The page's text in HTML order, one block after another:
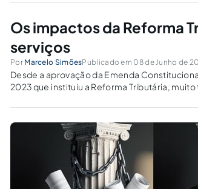
Os impactos da Reforma
serviços
Por Marcelo SimõesPublicado em 08 de Junho de
Desde a aprovação da Emenda
2023 que instituiu a Reforma Tributária,
qual as atenções...